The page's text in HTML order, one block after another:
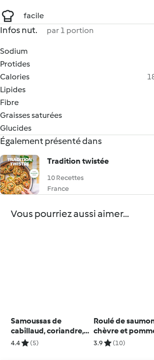
facile
Infos nut. par 1 portion
Sodium
Protides
Calories
Lipides
Fibre
Graisses saturées
Glucides
Également présenté dans
Tradition twistée
10 Recettes
France
Vous pourriez aussi aimer...
Samoussas de
cabillaud, coriandre,
oignon, sauce
4.4 (5)
Roulé de
chèvre et
terre
3.9 (10)